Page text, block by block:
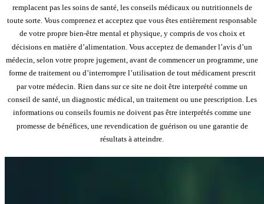
remplacent pas les soins de santé, les conseils médicaux ou nutritionnels de
toute sorte. Vous comprenez et acceptez que vous êtes entièrement responsable
de votre propre bien-être mental et physique, y compris de vos choix et
décisions en matière d’alimentation. Vous acceptez de demander l’avis d’un
médecin, selon votre propre jugement, avant de commencer un programme, une
forme de traitement ou d’interrompre l’utilisation de tout médicament prescrit
par votre médecin. Rien dans sur ce site ne doit être interprété comme un
conseil de santé, un diagnostic médical, un traitement ou une prescription. Les
informations ou conseils fournis ne doivent pas être interprétés comme une
promesse de bénéfices, une revendication de guérison ou une garantie de
résultats à atteindre.